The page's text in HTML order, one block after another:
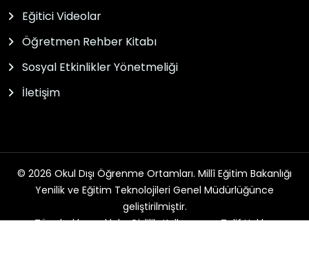
Eğitici Videolar
Öğretmen Rehber Kitabı
Sosyal Etkinlikler Yönetmeliği
İletişim
© 2026 Okul Dışı Öğrenme Ortamları. Millî Eğitim Bakanlığı
Yenilik ve Eğitim Teknolojileri Genel Müdürlüğünce
geliştirilmiştir.
Tüm hakları saklıdır. Gizlilik, Kullanım ve Telif Hakları